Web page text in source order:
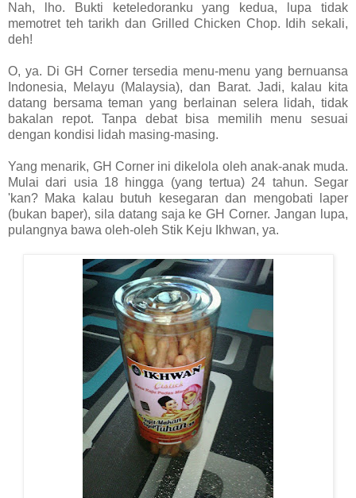
Nah, lho. Bukti keteledoranku yang kedua, lupa tidak
memotret teh tarikh dan Grilled Chicken Chop. Idih sekali,
deh!
O, ya. Di GH Corner tersedia menu-menu yang bernuansa
Indonesia, Melayu (Malaysia), dan Barat. Jadi, kalau kita
datang bersama teman yang berlainan selera lidah, tidak
bakalan repot. Tanpa debat bisa memilih menu sesuai
dengan kondisi lidah masing-masing.
Yang menarik, GH Corner ini dikelola oleh anak-anak muda.
Mulai dari usia 18 hingga (yang tertua) 24 tahun. Segar
'kan? Maka kalau butuh kesegaran dan mengobati laper
(bukan baper), sila datang saja ke GH Corner. Jangan lupa,
pulangnya bawa oleh-oleh Stik Keju Ikhwan, ya.